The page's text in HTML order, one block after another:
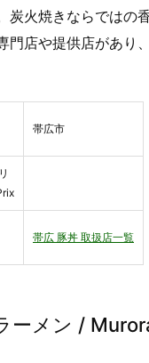
炭火焼きならではの
門店や提供店があり
帯広市
帯広 豚丼 取扱店一覧
ーメン /